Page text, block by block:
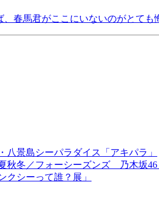
春馬君がここにいないのがとても
八景島シーパラダイス「アキパラ」
夏秋冬／フォーシーズンズ 乃木坂46
クシーって誰？展」